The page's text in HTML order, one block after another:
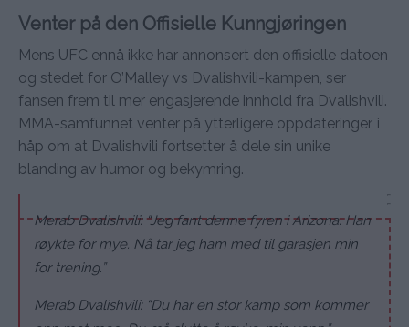
Venter på den Offisielle Kunngjøringen
Mens UFC ennå ikke har annonsert den offisielle datoen
og stedet for O’Malley vs Dvalishvili-kampen, ser
fansen frem til mer engasjerende innhold fra Dvalishvili.
MMA-samfunnet venter på ytterligere oppdateringer, i
håp om at Dvalishvili fortsetter å dele sin unike
blanding av humor og bekymring.
Merab Dvalishvili: “Jeg fant denne fyren i Arizona. Han
røykte for mye. Nå tar jeg ham med til garasjen min
for trening.”
Merab Dvalishvili: “Du har en stor kamp som kommer